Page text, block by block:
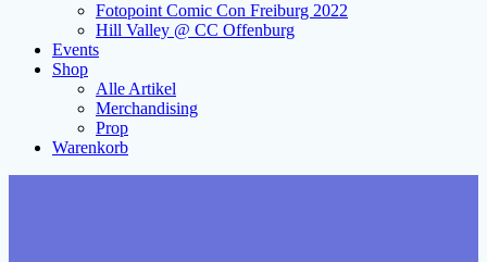
Fotopoint Comic Con Freiburg 2022
Hill Valley @ CC Offenburg
Events
Shop
Alle Artikel
Merchandising
Prop
Warenkorb